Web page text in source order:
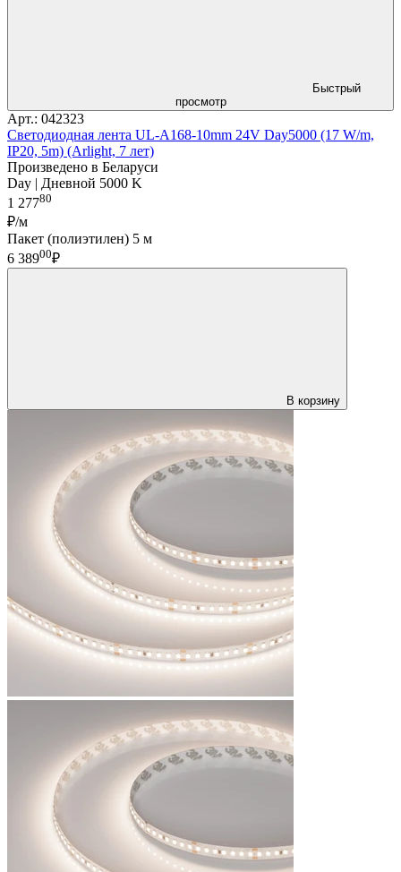
Быстрый
просмотр
Арт.: 042323
Светодиодная лента UL-A168-10mm 24V Day5000 (17 W/m,
IP20, 5m) (Arlight, 7 лет)
Произведено в Беларуси
Day | Дневной 5000 K
1 27780
₽/м
Пакет (полиэтилен) 5 м
6 38900₽
В корзину